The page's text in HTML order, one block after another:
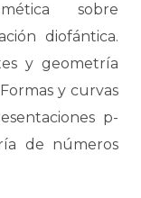
sobre
diofántica.
y geometría
y curvas
p-
de números